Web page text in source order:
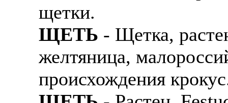
щетки.
ЩЕТЬ - Щетка,
желтяница,
происхождения